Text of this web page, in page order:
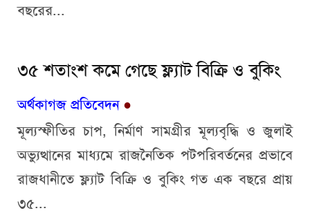
বছরের...
৩৫ শতাংশ কমে গেছে ফ্ল্যাট বিক্রি ও বুকিং
অর্থকাগজ প্রতিবেদন ●
মূল্যস্ফীতির চাপ, নির্মাণ সামগ্রীর মূল্যবৃদ্ধি ও জুলাই
অভ্যুত্থানের মাধ্যমে রাজনৈতিক পটপরিবর্তনের প্রভাবে
রাজধানীতে ফ্ল্যাট বিক্রি ও বুকিং গত এক বছরে প্রায়
৩৫...